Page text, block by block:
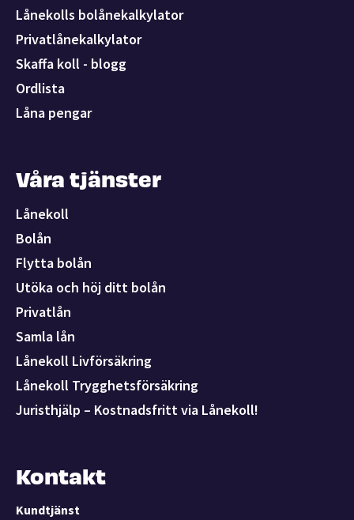
Lånekolls bolånekalkylator
Privatlånekalkylator
Skaffa koll - blogg
Ordlista
Låna pengar
Våra tjänster
Lånekoll
Bolån
Flytta bolån
Utöka och höj ditt bolån
Privatlån
Samla lån
Lånekoll Livförsäkring
Lånekoll Trygghetsförsäkring
Juristhjälp – Kostnadsfritt via Lånekoll!
Kontakt
Kundtjänst